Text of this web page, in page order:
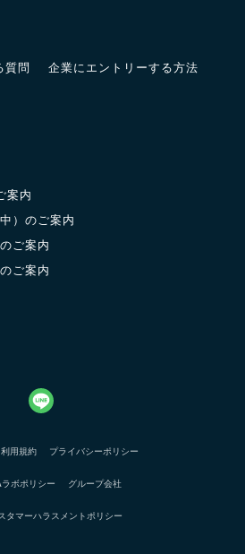
質問 企業にエントリーする方法
案内
）のご案内
ご案内
ご案内
利用規約 プライバシーポリシー
ボポリシー グループ会社
タマーハラスメントポリシー